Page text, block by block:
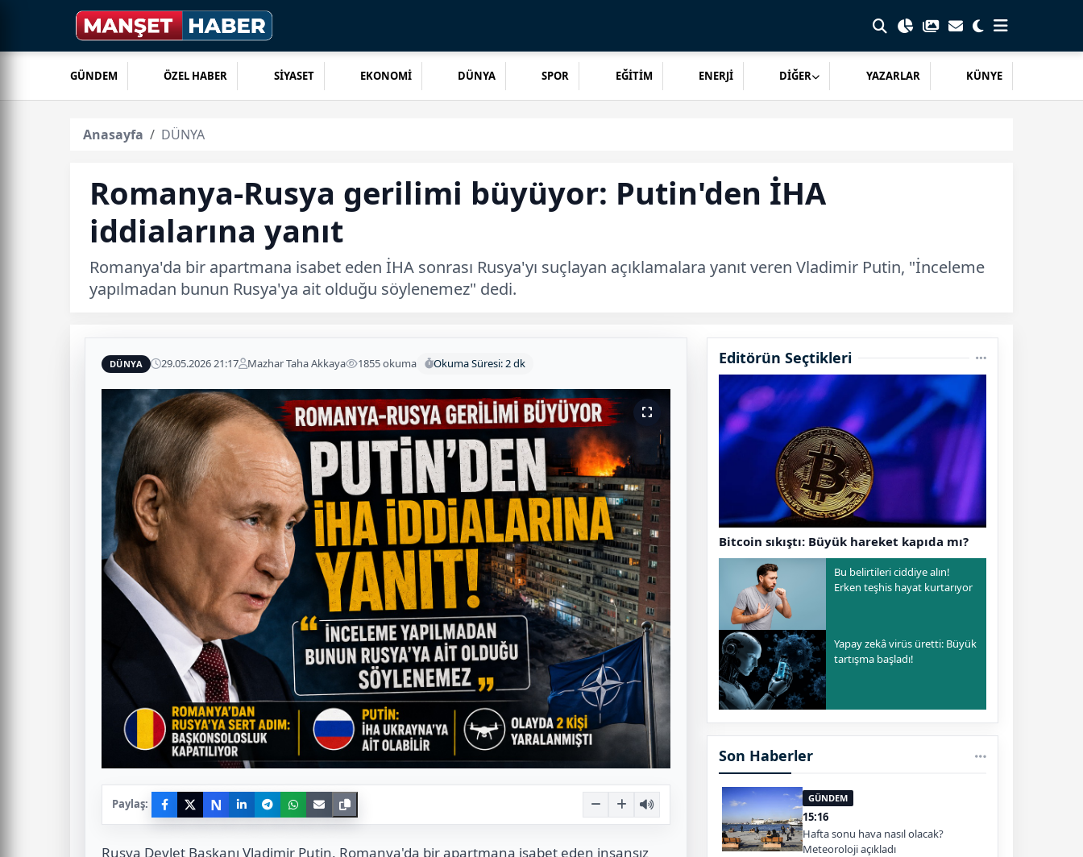
GÜNDEM ÖZEL HABER SİYASET EKONOMİ DÜNYA SPOR EĞİTİM ENERJİ DİĞER YAZARLAR KÜNYE
Anasayfa DÜNYA
Romanya-Rusya gerilimi büyüyor: Putin'den İHA
iddialarına yanıt
Romanya'da bir apartmana isabet eden İHA sonrası Rusya'yı suçlayan açıklamalara yanıt veren Vladimir Putin, "İnceleme
yapılmadan bunun Rusya'ya ait olduğu söylenemez" dedi.
DÜNYA 29.05.2026 21:17 Mazhar Taha Akkaya 1855 okuma Okuma Süresi: 2 dk
Paylaş: N
Rusya Devlet Başkanı Vladimir Putin, Romanya'da bir apartmana isabet eden insansız
Editörün Seçtikleri
Bitcoin sıkıştı: Büyük hareket kapıda mı?
Bu belirtileri ciddiye alın!
Erken teşhis hayat kurtarıyor
Yapay zekâ virüs üretti: Büyük
tartışma başladı!
Son Haberler
GÜNDEM
15:16
Hafta sonu hava nasıl olacak?
Meteoroloji açıkladı